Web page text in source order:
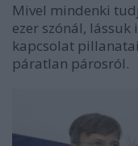
Mivel mindenki
ezer szónál,
kapcsolat
páratlan párosról.